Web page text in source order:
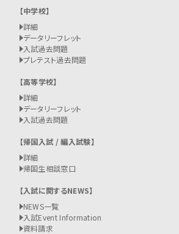
中学校
詳細
データリーフレット
入試過去問題
プレテスト過去問題
高等学校
詳細
データリーフレット
入試過去問題
帰国入試 / 編入試験
詳細
帰国生相談窓口
入試に関するNEWS
NEWS一覧
入試Event Information
資料請求